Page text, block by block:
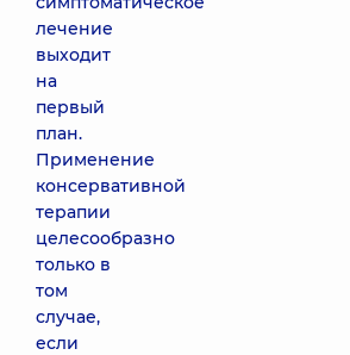
лечение
выходит
на
первый
план.
Применение
консервативной
терапии
целесообразно
только в
том
случае,
если